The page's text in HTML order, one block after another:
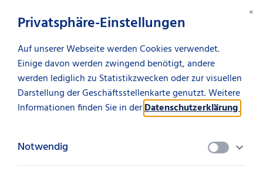
×
Privatsphäre-Einstellungen
Auf unserer Webseite werden Cookies verwendet.
Einige davon werden zwingend benötigt, andere
werden lediglich zu Statistikzwecken oder zur visuellen
Darstellung der Geschäftsstellenkarte genutzt. Weitere
Informationen finden Sie in derDatenschutzerklärung
Notwendig
Intelligenz im Leasing – von datengetriebenen
agentischen Systemen.
FLF Sonderdruck lesen